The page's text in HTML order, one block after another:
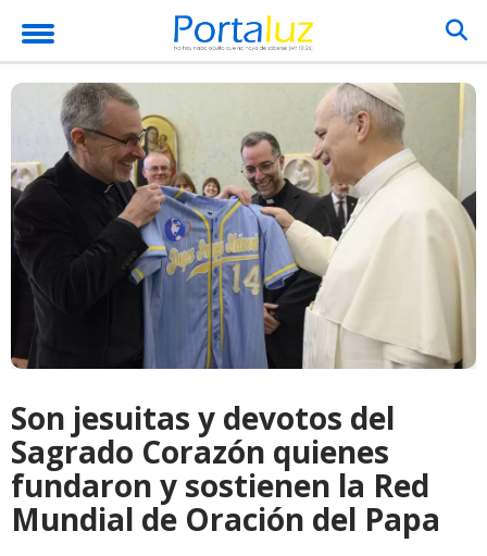
Son jesuitas y devotos del
Sagrado Corazón quienes
fundaron y sostienen la Red
Mundial de Oración del Papa